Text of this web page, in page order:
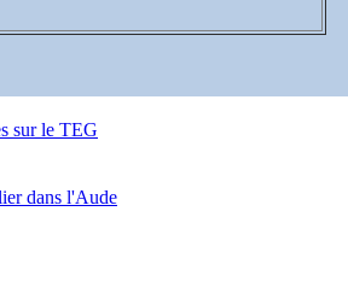
sur le TEG
dans l'Aude